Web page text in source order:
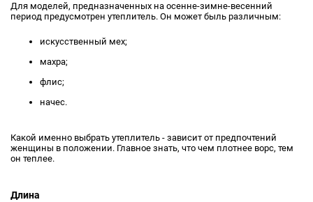
Для моделей, предназначенных на осенне-зимне-весенний
период предусмотрен утеплитель. Он может быль различным:
искусственный мех;
махра;
флис;
начес.
Какой именно выбрать утеплитель - зависит от предпочтений
женщины в положении. Главное знать, что чем плотнее ворс, тем
он теплее.
Длина